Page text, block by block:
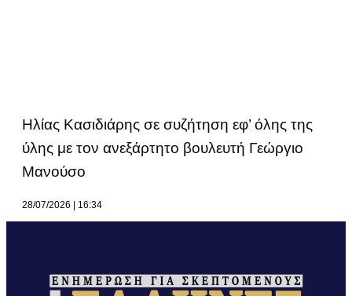
Ηλίας Κασιδιάρης σε συζήτηση εφ’ όλης της
ύλης με τον ανεξάρτητο βουλευτή Γεώργιο
Μανούσο
28/07/2026 16:34